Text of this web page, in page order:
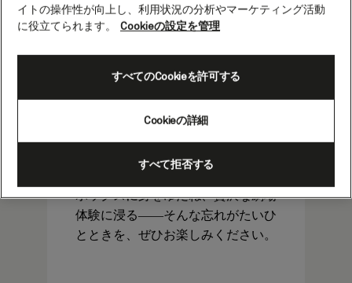
劇場の世界がもたらす、心躍る高揚
感を、今度はクイーン・エリザベス
の船上で。 アメリカ大陸を巡る優雅
な航海のひととき、華麗なロイヤ
ル・コート・シアターなど、キュナ
ードならではの格式ある会場で、ブ
ターたちによる輝かしいステージを
ご堪能いただけます。 プライベート
ボックスに身をゆだね、贅沢な劇場
体験に浸る――そんな忘れがたいひ
とときを、ぜひお楽しみください。
イトの操作性が向上し、利用状況の分析やマーケティング活動
に役立てられます。 Cookieの設定を管理
Cookieの詳細
すべて拒否する
すべてのCookieを許可する